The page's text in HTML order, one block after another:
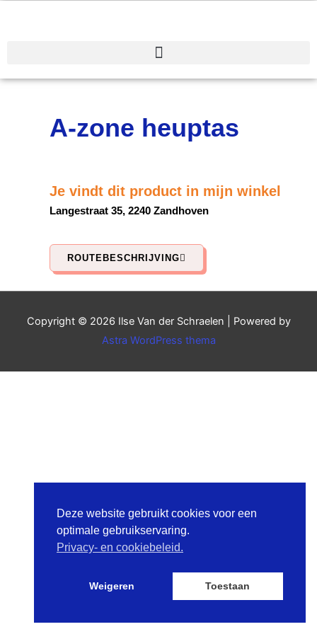
A-zone heuptas
Je vindt dit product in mijn winkel
Langestraat 35, 2240 Zandhoven
ROUTEBESCHRIJVING
Copyright © 2026 Ilse Van der Schraelen | Powered by
Astra WordPress thema
Deze website gebruikt cookies voor een
optimale gebruikservaring.
Privacy- en cookiebeleid.
Weigeren Toestaan